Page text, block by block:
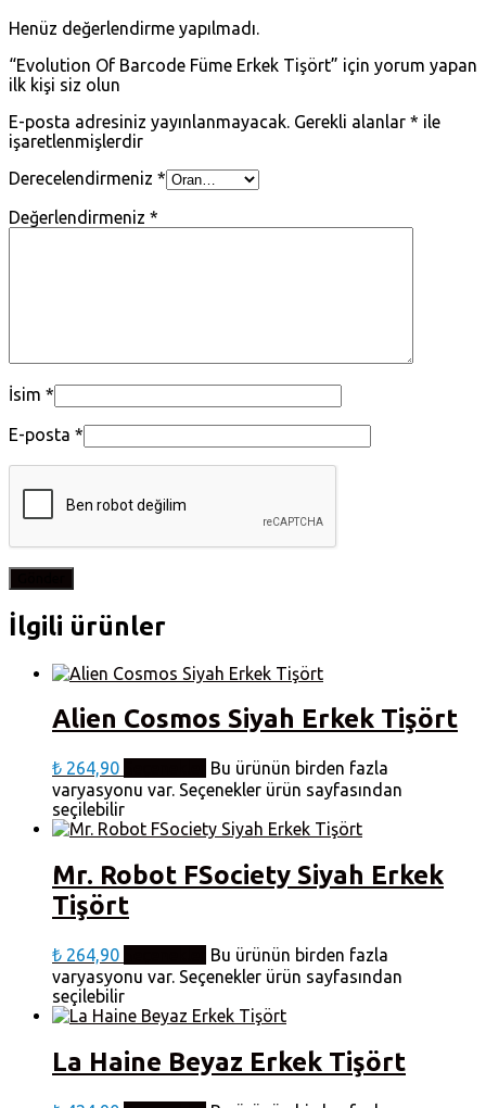
Henüz değerlendirme yapılmadı.
“Evolution Of Barcode Füme Erkek Tişört” için yorum yapan
ilk kişi siz olun
E-posta adresiniz yayınlanmayacak. Gerekli alanlar * ile
işaretlenmişlerdir
Derecelendirmeniz *
Değerlendirmeniz *
İsim *
E-posta *
İlgili ürünler
Alien Cosmos Siyah Erkek Tişört
₺ 264,90
Bu ürünün birden fazla
varyasyonu var. Seçenekler ürün sayfasından
seçilebilir
Mr. Robot FSociety Siyah Erkek
Tişört
₺ 264,90
Bu ürünün birden fazla
varyasyonu var. Seçenekler ürün sayfasından
seçilebilir
La Haine Beyaz Erkek Tişört